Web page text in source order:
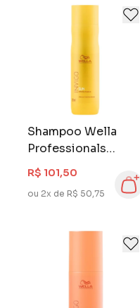
Shampoo Wella
Professionals
Invigo 250 ml Sun
R$ 101,50
ou 2x de R$ 50,75